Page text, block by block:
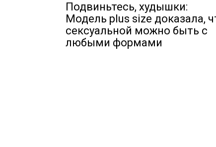
Подвиньтесь, худышки:
Модель plus size доказала,
сексуальной можно быть с
любыми формами